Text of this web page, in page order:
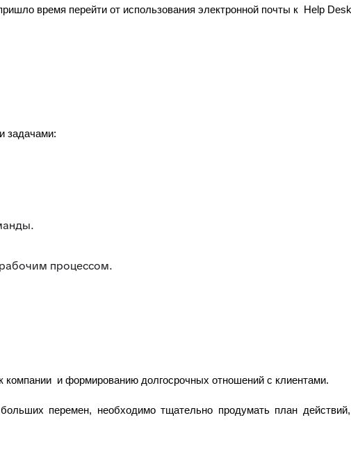
время перейти от использования электронной почты к Help
задачами:
процессом.
и формированию долгосрочных отношений с клиентами.
перемен, необходимо тщательно продумать план